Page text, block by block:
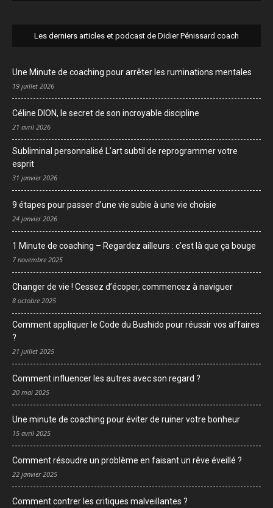
Les derniers articles et podcast de Didier Pénissard coach
Une Minute de coaching pour arrêter les ruminations mentales
19 juillet 2026
Céline DION, le secret de son incroyable discipline
21 avril 2026
Subliminal personnalisé L’art subtil de reprogrammer votre
esprit
31 janvier 2026
9 étapes pour passer d’une vie subie à une vie choisie
24 janvier 2026
1 Minute de coaching – Regardez ailleurs : c’est là que ça bouge
7 novembre 2025
Changer de vie ! Cessez d’écoper, commencez à naviguer
8 octobre 2025
Comment appliquer le Code du Bushido pour réussir vos affaires
?
21 juillet 2025
Comment influencer les autres avec son regard ?
20 mai 2025
Une minute de coaching pour éviter de ruiner votre bonheur
15 avril 2025
Comment résoudre un problème en faisant un rêve éveillé ?
22 janvier 2025
Comment contrer les critiques malveillantes ?